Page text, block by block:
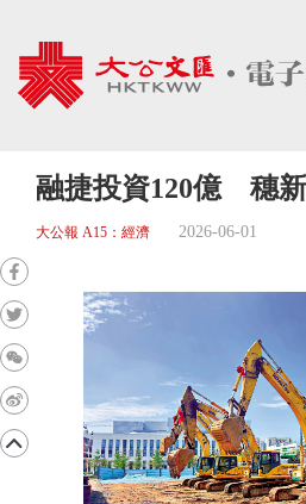
融捷投資120億 穗
大公報 A15：經濟 2026-06-01